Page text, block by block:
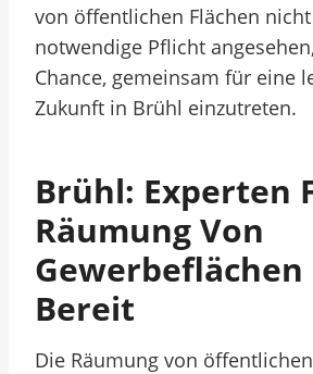
von öffentlichen Flächen
notwendige Pflicht
Chance, gemeinsam für eine
Zukunft in Brühl einzutreten.
Brühl: Experten
Räumung Von
Gewerbeflächen
Bereit
Die Räumung von